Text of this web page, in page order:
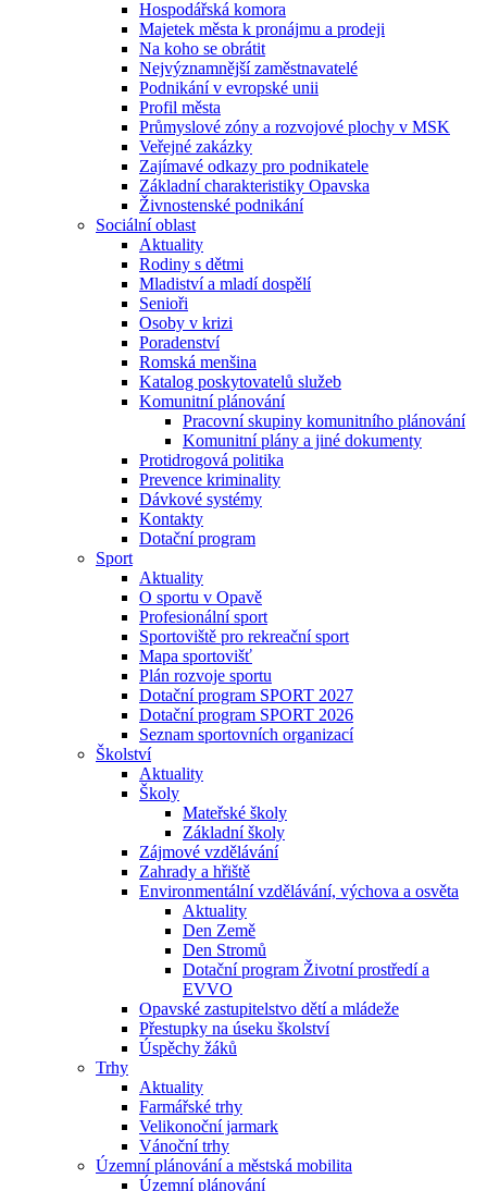
Hospodářská komora
Majetek města k pronájmu a prodeji
Na koho se obrátit
Nejvýznamnější zaměstnavatelé
Podnikání v evropské unii
Profil města
Průmyslové zóny a rozvojové plochy v MSK
Veřejné zakázky
Zajímavé odkazy pro podnikatele
Základní charakteristiky Opavska
Živnostenské podnikání
Sociální oblast
Aktuality
Rodiny s dětmi
Mladiství a mladí dospělí
Senioři
Osoby v krizi
Poradenství
Romská menšina
Katalog poskytovatelů služeb
Komunitní plánování
Pracovní skupiny komunitního plánování
Komunitní plány a jiné dokumenty
Protidrogová politika
Prevence kriminality
Dávkové systémy
Kontakty
Dotační program
Sport
Aktuality
O sportu v Opavě
Profesionální sport
Sportoviště pro rekreační sport
Mapa sportovišť
Plán rozvoje sportu
Dotační program SPORT 2027
Dotační program SPORT 2026
Seznam sportovních organizací
Školství
Aktuality
Školy
Mateřské školy
Základní školy
Zájmové vzdělávání
Zahrady a hřiště
Environmentální vzdělávání, výchova a osvěta
Aktuality
Den Země
Den Stromů
Dotační program Životní prostředí a
EVVO
Opavské zastupitelstvo dětí a mládeže
Přestupky na úseku školství
Úspěchy žáků
Trhy
Aktuality
Farmářské trhy
Velikonoční jarmark
Vánoční trhy
Územní plánování a městská mobilita
Územní plánování